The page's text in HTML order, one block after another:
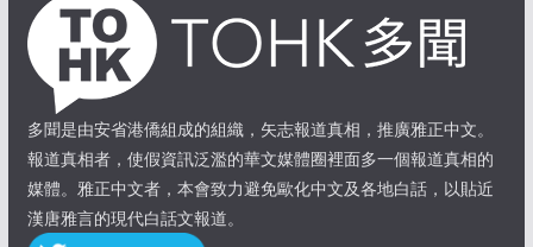
多聞是由安省港僑組成的組織，矢志報道真相，推廣雅正中文。
報道真相者，使假資訊泛濫的華文媒體圈裡面多一個報道真相的
媒體。雅正中文者，本會致力避免歐化中文及各地白話，以貼近
漢唐雅言的現代白話文報道。